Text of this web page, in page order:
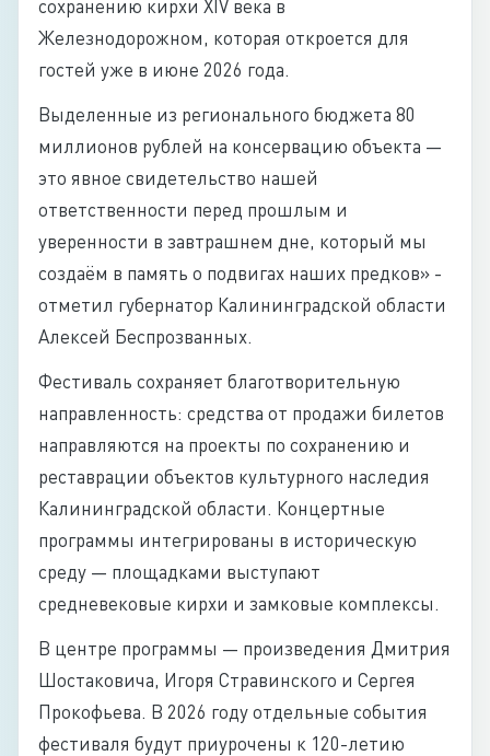
сохранению кирхи XIV века в
Железнодорожном, которая откроется для
гостей уже в июне 2026 года.
Выделенные из регионального бюджета 80
миллионов рублей на консервацию объекта —
это явное свидетельство нашей
ответственности перед прошлым и
уверенности в завтрашнем дне, который мы
создаём в память о подвигах наших предков» -
отметил губернатор Калининградской области
Алексей Беспрозванных.
Фестиваль сохраняет благотворительную
направленность: средства от продажи билетов
направляются на проекты по сохранению и
реставрации объектов культурного наследия
Калининградской области. Концертные
программы интегрированы в историческую
среду — площадками выступают
средневековые кирхи и замковые комплексы.
В центре программы — произведения Дмитрия
Шостаковича, Игоря Стравинского и Сергея
Прокофьева. В 2026 году отдельные события
фестиваля будут приурочены к 120-летию